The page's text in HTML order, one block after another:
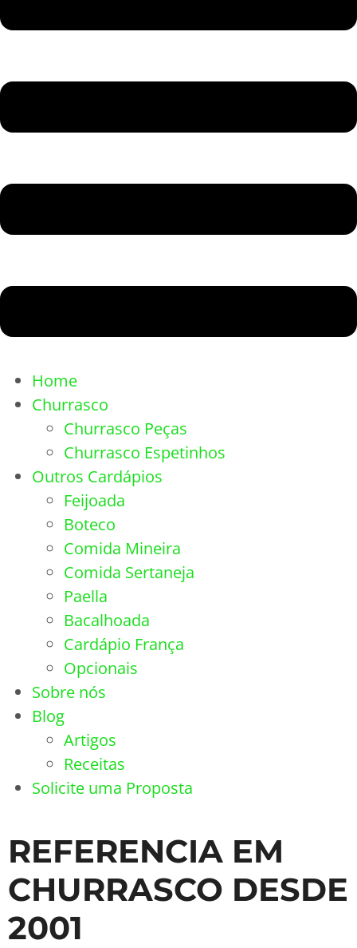
Home
Churrasco
Churrasco Peças
Churrasco Espetinhos
Outros Cardápios
Feijoada
Boteco
Comida Mineira
Comida Sertaneja
Paella
Bacalhoada
Cardápio França
Opcionais
Sobre nós
Blog
Artigos
Receitas
Solicite uma Proposta
REFERENCIA EM
CHURRASCO DESDE
2001